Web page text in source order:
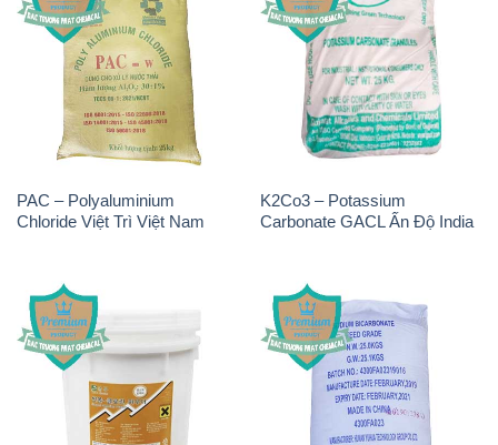
PAC – Polyaluminium
Chloride Việt Trì Việt Nam
K2Co3 – Potassium
Carbonate GACL Ấn Độ India
Chlorine – Clorin 70% Hàn
Quốc Korea
Sodium Bicarbonate – Bicar
NaHCO3 Feed Grade Hunan
Yuhua Trung Quốc China